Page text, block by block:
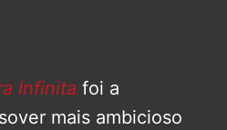
Infinita foi a
mais ambicioso